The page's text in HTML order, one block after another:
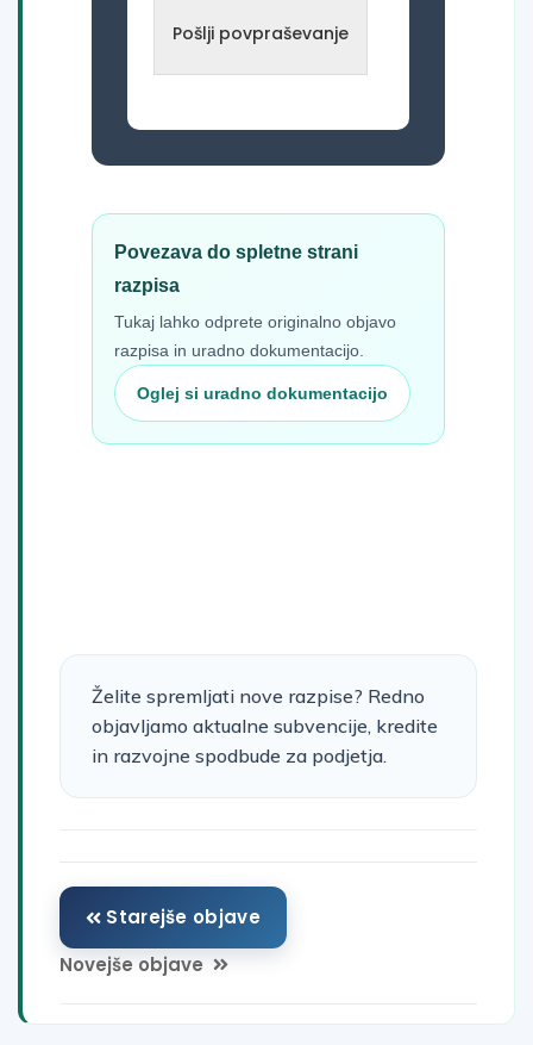
Pošlji povpraševanje
Povezava do spletne strani
razpisa
Tukaj lahko odprete originalno objavo
razpisa in uradno dokumentacijo.
Oglej si uradno dokumentacijo
Starejše objave
Novejše objave